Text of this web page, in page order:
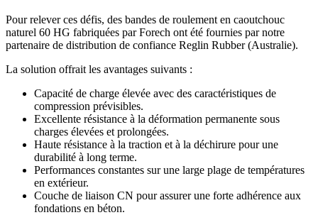
Pour relever ces défis, des bandes de roulement en caoutchouc
naturel 60 HG fabriquées par Forech ont été fournies par notre
partenaire de distribution de confiance Reglin Rubber (Australie).
La solution offrait les avantages suivants :
Capacité de charge élevée avec des caractéristiques de
compression prévisibles.
Excellente résistance à la déformation permanente sous
charges élevées et prolongées.
Haute résistance à la traction et à la déchirure pour une
durabilité à long terme.
Performances constantes sur une large plage de températures
en extérieur.
Couche de liaison CN pour assurer une forte adhérence aux
fondations en béton.